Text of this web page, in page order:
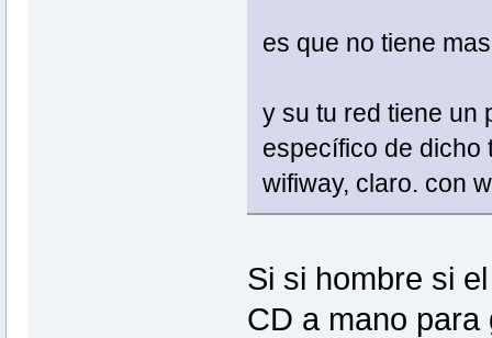
es que no tiene
y su tu red tiene un
específico de dicho
wifiway, claro. con
Si si hombre si
CD a mano